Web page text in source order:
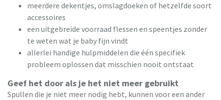
meerdere dekentjes, omslagdoeken of hetzelfde soort
accessoires
een uitgebreide voorraad flessen en speentjes zonder
te weten wat je baby fijn vindt
allerlei handige hulpmiddelen die één specifiek
probleem oplossen dat misschien nooit ontstaat
Geef het door als je het niet meer gebruikt
Spullen die je niet meer nodig hebt, kunnen voor een ander